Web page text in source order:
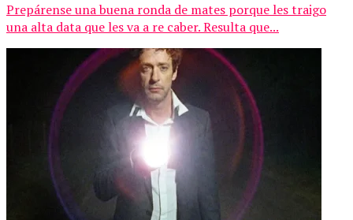
Prepárense una buena ronda de mates porque les traigo
una alta data que les va a re caber. Resulta que...